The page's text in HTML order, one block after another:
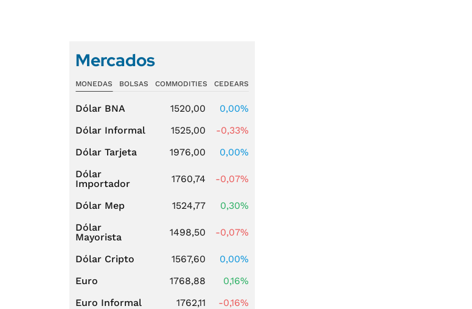
Mercados
MONEDAS BOLSAS COMMODITIES CEDEARS
Dólar BNA 1520,00
0,00%
Dólar Informal
1525,00
-0,33%
Dólar Tarjeta
1976,00
0,00%
Dólar
Importador
1760,74 -0,07%
Dólar Mep 1524,77
0,30%
Dólar
Mayorista
1498,50 -0,07%
Dólar Cripto 1567,60
0,00%
Euro
1768,88
0,16%
Euro Informal
1762,11 -0,16%